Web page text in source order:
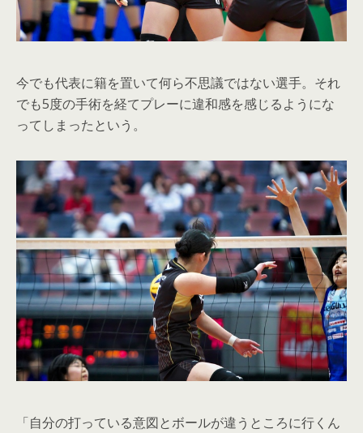
今でも代表に籍を置いて何ら不思議ではない選手。それ
でも5度の手術を経てプレーに違和感を感じるようにな
ってしまったという。
「自分の打っている意図とボールが違うところに行くん